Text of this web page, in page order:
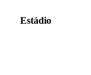
Estádio